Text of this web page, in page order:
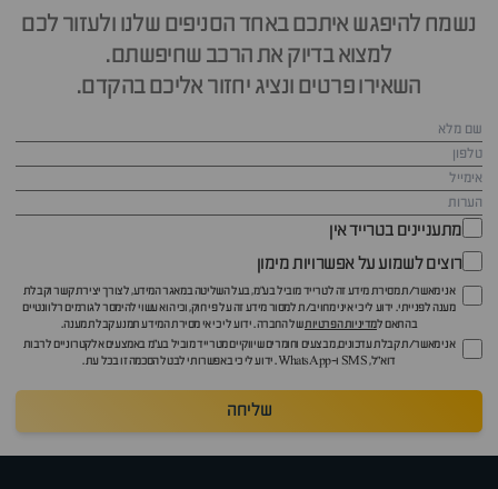
נשמח להיפגש איתכם באחד הסניפים שלנו ולעזור לכם
למצוא בדיוק את הרכב שחיפשתם.
השאירו פרטים ונציג יחזור אליכם בהקדם.
מתעניינים בטרייד אין
רוצים לשמוע על אפשרויות מימון
אני מאשר/ת מסירת מידע זה לטרייד מוביל בע"מ, בעל השליטה במאגר המידע, לצורך יצירת קשר וקבלת
מענה לפנייתי. ידוע לי כי איני מחויב/ת למסור מידע זה על פי חוק, וכי הוא עשוי להימסר לגורמים רלוונטיים
בהתאם למדיניות הפרטיותשל החברה. ידוע לי כי אי מסירת המידע תמנע קבלת מענה.
אני מאשר/ת קבלת עדכונים, מבצעים וחומרים שיווקיים מטרייד מוביל בע"מ באמצעים אלקטרוניים לרבות
דוא״ל, SMS ו-WhatsApp. ידוע לי כי באפשרותי לבטל הסכמה זו בכל עת.
שליחה